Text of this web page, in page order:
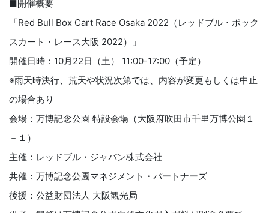
■開催概要
「Red Bull Box Cart Race Osaka 2022（レッドブル・ボック
スカート・レース大阪 2022）」
開催日時：10月22日（土） 11:00-17:00（予定）
※雨天時決行、荒天や状況次第では、内容が変更もしくは中止
の場合あり
会場：万博記念公園 特設会場（大阪府吹田市千里万博公園１
－１）
主催：レッドブル・ジャパン株式会社
共催：万博記念公園マネジメント・パートナーズ
後援：公益財団法人 大阪観光局